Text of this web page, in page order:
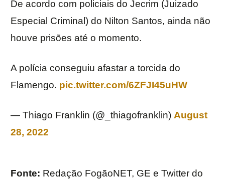
De acordo com policiais do Jecrim (Juizado
Especial Criminal) do Nilton Santos, ainda não
houve prisões até o momento.
A polícia conseguiu afastar a torcida do
Flamengo. pic.twitter.com/6ZFJI45uHW
— Thiago Franklin (@_thiagofranklin) August
28, 2022
Fonte: Redação FogãoNET, GE e Twitter do